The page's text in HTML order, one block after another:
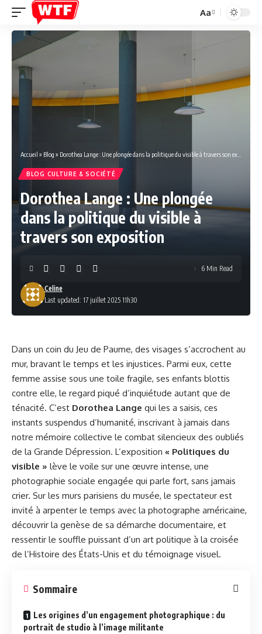
Font
Resizer
Aa
Accueil » Blog » Dorothea Lange : Une plongée dans la politique du visible à travers son exposition
BLOG CULTURE & SOCIÉTÉ
Dorothea Lange : Une plongée
dans la politique du visible à
travers son exposition
Last updated: 17 juillet 2025 11h30
Celine
6 Min Read
Dans un coin du Jeu de Paume, des visages s’accrochent au
mur, bravant le temps et les injustices. Parmi eux, cette
femme assise sous une toile fragile, ses enfants blottis
contre elle, le regard piqué d’inquiétude autant que de
ténacité. C’est Dorothea Lange qui les a saisis, ces
instants suspendus d’humanité, inscrivant à jamais dans
notre mémoire collective le combat silencieux des oubliés
de la Grande Dépression. L’exposition « Politiques du
visible » lève le voile sur une œuvre intense, une
photographie sociale engagée qui parle fort, sans jamais
crier. Sur les murs parisiens du musée, le spectateur est
invité à arpenter le temps avec la photographe américaine,
découvrir la genèse de sa démarche documentaire, et
ressentir le souffle puissant d’un art politique à la croisée
de l’Histoire des États-Unis et du témoignage visuel.
Sommaire
Les origines d’un engagement photographique : du
portrait de studio à l’image militante